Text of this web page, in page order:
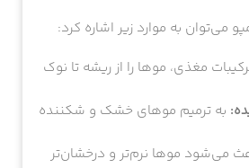
می‌توان به موارد زیر اشاره کرد:
مغذی، موها را از ریشه تا نوک
به ترمیم موهای خشک و شکننده
می‌شود موها نرم‌تر و درخشان‌تر